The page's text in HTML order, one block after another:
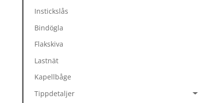
Instickslås
Bindögla
Flakskiva
Lastnät
Kapellbåge
Tippdetaljer